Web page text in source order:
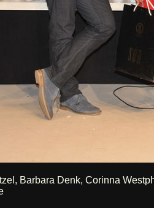
Barbara Denk, Corinna